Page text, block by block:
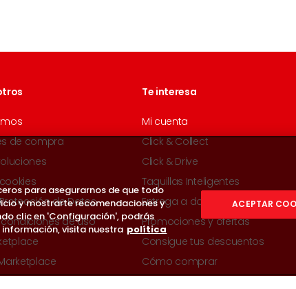
de compra
de Datos
de uso
Te interesa
Mi cuenta
Click & Collect
Click & Drive
Taquillas Inteligentes
Entrega a domicilio
Promociones y ofertas
Consigue tus descuentos
Cómo comprar
para asegurarnos de que todo
y mostrarte recomendaciones y
clic en 'Configuración', podrás
visita nuestra política
ACEPTAR